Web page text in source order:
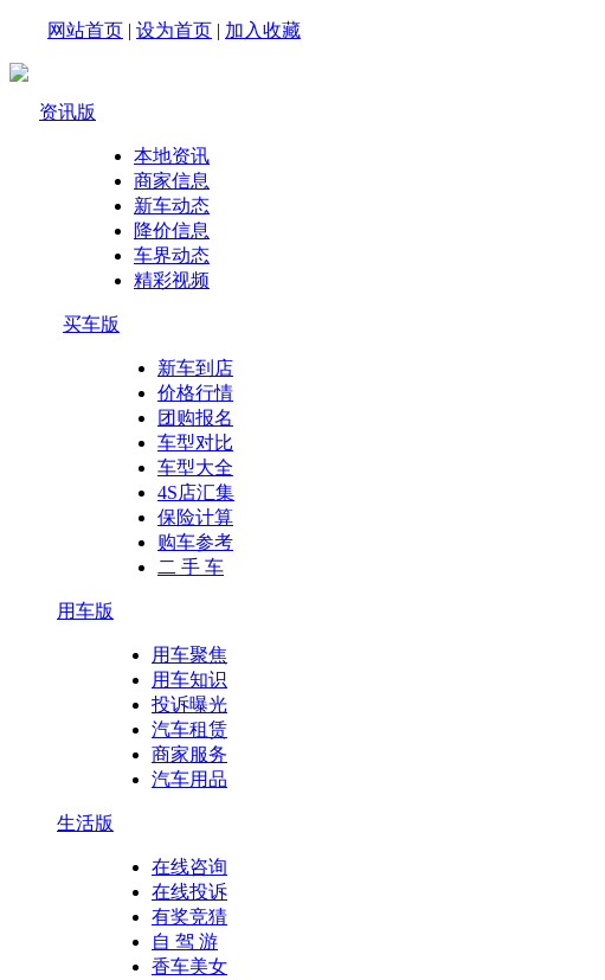
网站首页 | 设为首页 | 加入收藏
资讯版
本地资讯
商家信息
新车动态
降价信息
车界动态
精彩视频
买车版
新车到店
价格行情
团购报名
车型对比
车型大全
4S店汇集
保险计算
购车参考
二 手 车
用车版
用车聚焦
用车知识
投诉曝光
汽车租赁
商家服务
汽车用品
生活版
在线咨询
在线投诉
有奖竞猜
自 驾 游
香车美女